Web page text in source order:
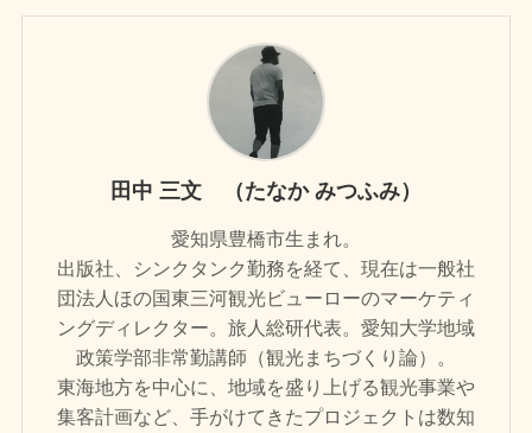
田中 三文 （たなか みつふみ）
愛知県豊橋市生まれ。
出版社、シンクタンク勤務を経て、現在は一般社
団法人ほの国東三河観光ビューローのマーケティ
ングディレクター。旅人総研代表。愛知大学地域
政策学部非常勤講師（観光まちづくり論）。
東海地方を中心に、地域を盛り上げる観光事業や
集客計画など、手がけてきたプロジェクトは数知